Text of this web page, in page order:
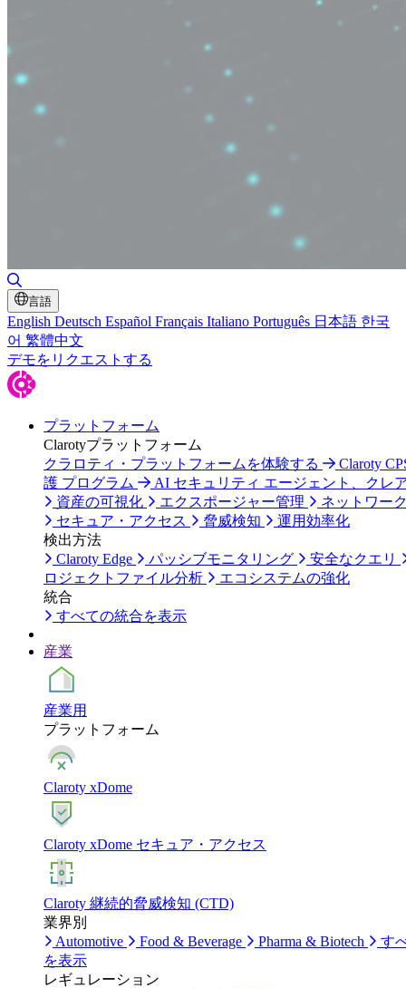
言語
English Deutsch Español Français Italiano Português 日本語 한국
어 繁體中文
デモをリクエストする
プラットフォーム
Clarotyプラットフォーム
クラロティ・プラットフォームを体験する
Claroty
護 プログラム
AI セキュリティ エージェント、クレ
資産の可視化
エクスポージャー管理
ネットワー
セキュア・アクセス
脅威検知
運用効率化
検出方法
Claroty Edge
パッシブモニタリング
安全なクエリ
ロジェクトファイル分析
エコシステムの強化
統合
すべての統合を表示
産業
産業用
プラットフォーム
Claroty xDome
Claroty xDome セキュア・アクセス
Claroty 継続的脅威検知 (CTD)
業界別
Automotive
Food & Beverage Pharma & Biotech
す
を表示
レギュレーション